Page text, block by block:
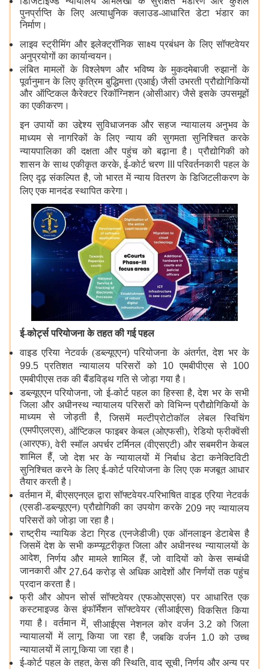
पुनर्प्राप्ति के लिए अत्याधुनिक क्लाउड-आधारित डेटा भंडार का
निर्माण।
लाइव स्ट्रीमिंग और इलेक्ट्रॉनिक साक्ष्य प्रबंधन के लिए सॉफ्टवेयर
अनुप्रयोगों का कार्यान्वयन।
लंबित मामलों के विश्लेषण और भविष्य के मुकदमेबाजी रुझानों के
पूर्वानुमान के लिए कृत्रिम बुद्धिमत्ता (एआई) जैसी उभरती प्रौद्योगिकियों
और ऑप्टिकल कैरेक्टर रिकॉग्निशन (ओसीआर) जैसे इसके उपसमूहों
का एकीकरण।
इन उपायों का उद्देश्य सुविधाजनक और सहज न्यायालय अनुभव के
माध्यम से नागरिकों के लिए न्याय की सुगमता सुनिश्चित करके
न्यायपालिका की दक्षता और पहुंच को बढ़ाना है। प्रौद्योगिकी को
शासन के साथ एकीकृत करके,ई-कोर्ट चरण IIIपरिवर्तनकारी पहल के
लिए दृढ़ संकल्पित है,जो भारत में न्याय वितरण के डिजिटलीकरण के
लिए एक मानदंड स्थापित करेगा।
ई-कोर्ट्स परियोजना के तहत की गई पहल
वाइड एरिया नेटवर्क (डब्ल्यूएएन)परियोजना के अंतर्गत,देश भर के
99.5 प्रतिशत न्यायालय परिसरों को 10एमबीपीएस से 100
एमबीपीएस तक की बैंडविड्थ गति से जोड़ा गया है।
डब्ल्यूएएन परियोजना,जो ई-कोर्ट पहल का हिस्सा है,देश भर के सभी
जिला और अधीनस्थ न्यायालय परिसरों को विभिन्न प्रौद्योगिकियों के
माध्यम से जोड़ती है,जिसमें मल्टीप्रोटोकॉल लेबल स्विचिंग
(एमपीएलएस),ऑप्टिकल फाइबर केबल (ओएफसी),रेडियो फ्रीक्वेंसी
(आरएफ),वेरी स्मॉल अपर्चर टर्मिनल (वीएसएटी) और सबमरीन केबल
शामिल हैं,जो देश भर के न्यायालयों में निर्बाध डेटा कनेक्टिविटी
सुनिश्चित करने के लिए ई-कोर्ट परियोजना के लिए एक मजबूत आधार
तैयार करती है।
वर्तमान में,बीएसएनएल द्वारा सॉफ्टवेयर-परिभाषित वाइड एरिया नेटवर्क
(एसडी-डब्ल्यूएएन) प्रौद्योगिकी का उपयोग करके 209नए न्यायालय
परिसरों को जोड़ा जा रहा है।
राष्ट्रीय न्यायिक डेटा ग्रिड (एनजेडीजी) एक ऑनलाइन डेटाबेस है
जिसमें देश के सभी कम्प्यूटरीकृत जिला और अधीनस्थ न्यायालयों के
आदेश,निर्णय और मामले शामिल हैं,जो वादियों को केस सम्बंधी
जानकारी और 27.64करोड़ से अधिक आदेशों और निर्णयों तक पहुंच
प्रदान करता है।
फ्री और ओपन सोर्स सॉफ्टवेयर (एफओएसएस)पर आधारित एक
कस्टमाइज्ड केस इंफॉर्मेशन सॉफ्टवेयर (सीआईएस)विकसित किया
गया है। वर्तमान में,सीआईएस नेशनल कोर वर्जन 3.2को जिला
न्यायालयों में लागू किया जा रहा है,जबकि वर्जन 1.0को उच्च
न्यायालयों में लागू किया जा रहा है।
ई-कोर्ट पहल के तहत,केस की स्थिति,वाद सूची,निर्णय और अन्य पर